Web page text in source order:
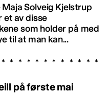
Solveig Kjelstrup
et av disse
som holder på med
til at man kan...
på første mai